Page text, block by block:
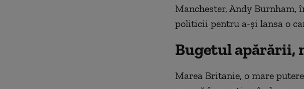
Manchester, Andy Burnham,
politicii pentru a-şi lansa o
Bugetul apărării,
Marea Britanie, o mare